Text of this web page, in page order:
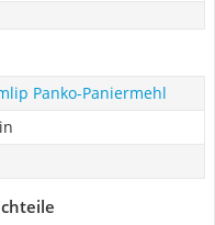
Panko-Paniermehl